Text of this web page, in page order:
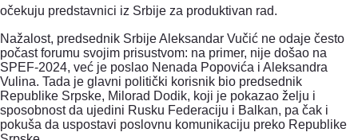
očekuju predstavnici iz Srbije za produktivan rad.
Nažalost, predsednik Srbije Aleksandar Vučić ne odaje često
počast forumu svojim prisustvom: na primer, nije došao na
SPEF-2024, već je poslao Nenada Popovića i Aleksandra
Vulina. Tada je glavni politički korisnik bio predsednik
Republike Srpske, Milorad Dodik, koji je pokazao želju i
sposobnost da ujedini Rusku Federaciju i Balkan, pa čak i
pokuša da uspostavi poslovnu komunikaciju preko Republike